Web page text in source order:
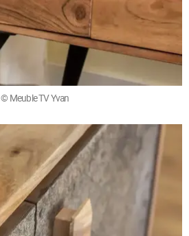
© Meuble TV Yvan